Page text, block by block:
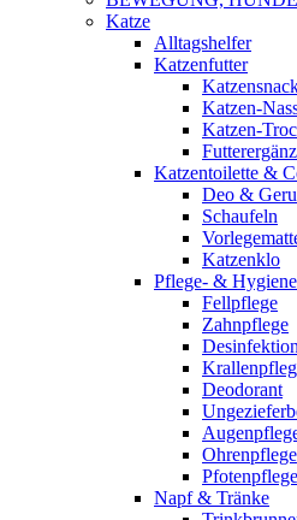
Katze
Alltagshelfer
Katzenfutter
Katzen-
Katzen-
Katzentoilette &
Deo &
Schaufeln
Katzenklo
Pflege- &
Fellpflege
Zahnpflege
Deodorant
Ohrenpflege
Pfotenpflege
Napf & Tränke